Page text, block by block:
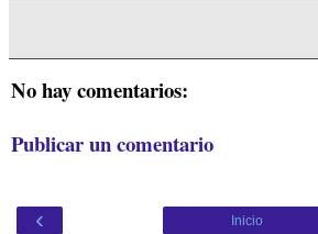
No hay comentarios:
Publicar un comentario
‹ Inicio